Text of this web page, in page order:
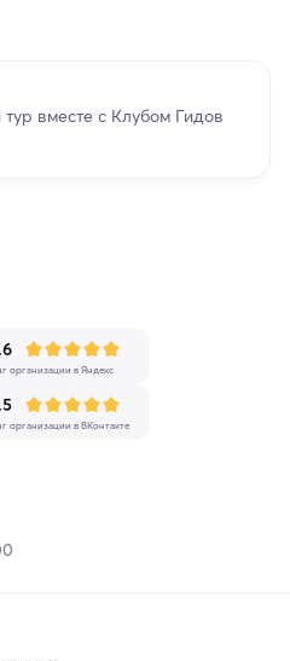
вместе с Клубом Гидов
организации в Яндекс
организации в ВКонтакте